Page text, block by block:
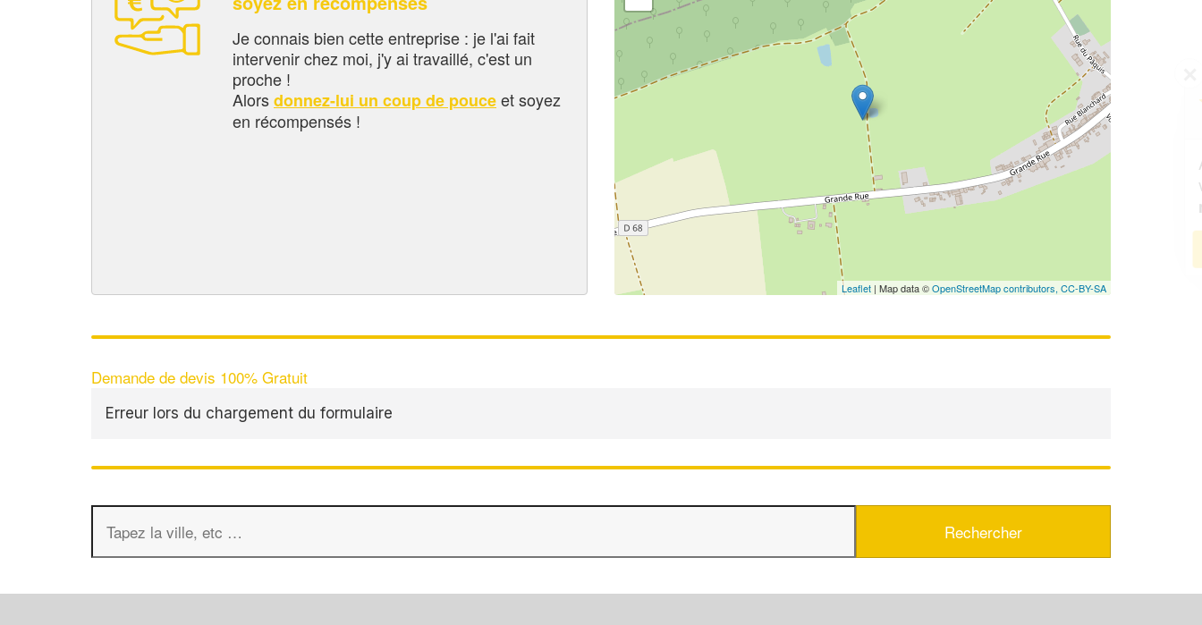
Je connais bien cette entreprise : je l'ai fait
intervenir chez moi, j'y ai travaillé, c'est un
proche !
Alorsdonnez-lui un coup de pouceet soyez
en récompensés !
Leaflet | Map data ©OpenStreetMap contributors, CC-BY-SA
Demande de devis 100% Gratuit
Erreur lors du chargement du formulaire
Vous êtes un
professionnel ?
Augmentez votrechiffre d'affaires
vosmargestout en gagnant de
nouveaux clients